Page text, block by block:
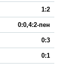
1:2
0:0,4:2-пен
0:3
0:1